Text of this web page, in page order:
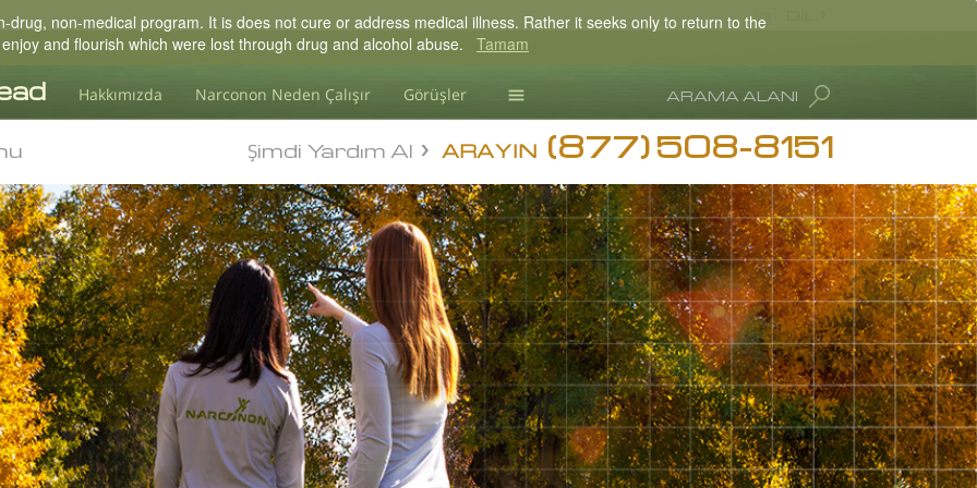
Hakkımızda Narconon Neden Çalışır Görüşler
L. Ron Hubbard
ARAMA ALANI
Dansk
Deutsch
Ελληνικά (Greek)
Français
Hebrew
Magyar
Italiano
日本語 (Japanese)
Nederlands
Norsk
Portuguès
Русский (Russian)
Svenska
ARAYIN (877) 508-8151
Şimdi Yardım Al
non-medical program. It is does not cure or address medical illness. Rather it seeks only to return to the
and flourish which were lost through drug and alcohol abuse. Tamam